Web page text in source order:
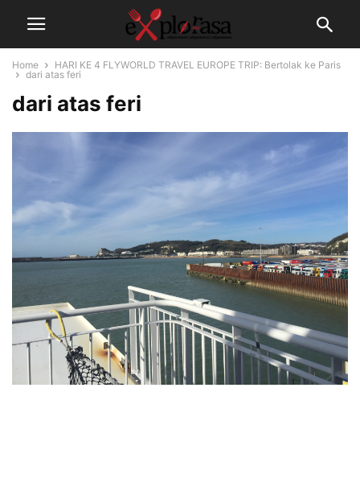
Home
HARI KE 4 FLYWORLD TRAVEL EUROPE TRIP: Bertolak ke Paris
dari atas feri
dari atas feri